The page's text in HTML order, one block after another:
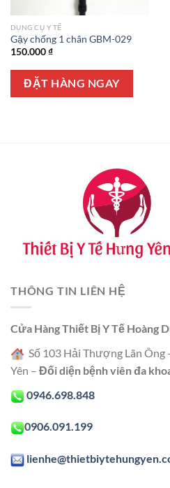
DỤNG CỤ Y TẾ
Gậy chống 1 chân GBM-029
150.000₫
ĐẶT HÀNG NGAY
THÔNG TIN LIÊN HỆ
Cửa Hàng Thiết Bị Y Tế Hoàng
Số 103 Hải Thượng Lãn Ông
Yên – Đối diện bệnh viên đa
0946.698.848
0906.091.199